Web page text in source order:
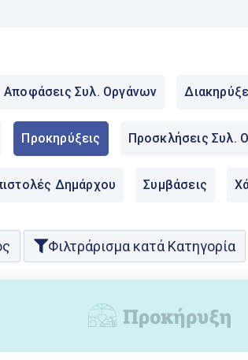
Αποφάσεις Συλ. Οργάνων
Προκηρύξεις Προσκλήσεις Συλ.
Δημάρχου Συμβάσεις
Φιλτράρισμα κατά Κατηγορία